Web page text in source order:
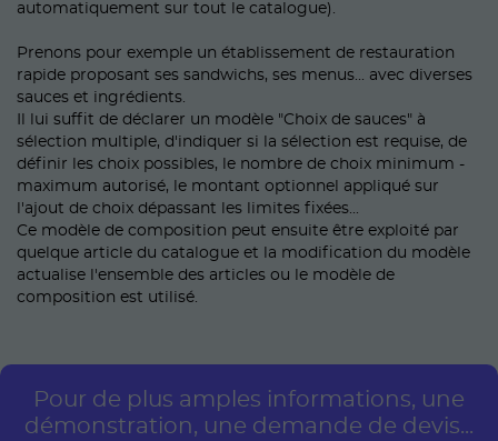
automatiquement sur tout le catalogue).
Prenons pour exemple un établissement de restauration
rapide proposant ses sandwichs, ses menus... avec diverses
sauces et ingrédients.
Il lui suffit de déclarer un modèle "Choix de sauces" à
sélection multiple, d'indiquer si la sélection est requise, de
définir les choix possibles, le nombre de choix minimum -
maximum autorisé, le montant optionnel appliqué sur
l'ajout de choix dépassant les limites fixées...
Ce modèle de composition peut ensuite être exploité par
quelque article du catalogue et la modification du modèle
actualise l'ensemble des articles ou le modèle de
composition est utilisé.
Pour de plus amples informations, une
démonstration, une demande de devis...